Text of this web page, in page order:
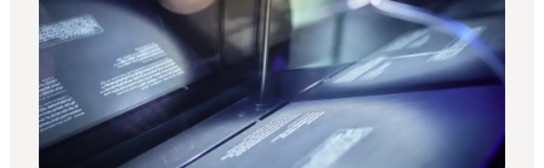
Unterkünfte
Reiseplanung